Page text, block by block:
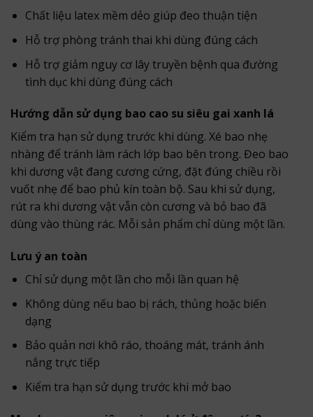
Chất liệu latex mềm dẻo giúp đeo thuận tiện
Hỗ trợ phòng tránh thai khi dùng đúng cách
Hỗ trợ giảm nguy cơ lây truyền bệnh qua đường
tình dục khi dùng đúng cách
Hướng dẫn sử dụng bao cao su siêu gai xanh lá
Kiểm tra hạn sử dụng trước khi dùng. Xé bao nhẹ
nhàng để tránh làm rách lớp bao bên trong. Đeo bao
khi dương vật đang cương cứng, đặt đúng chiều rồi
vuốt nhẹ để bao phủ kín toàn bộ. Sau khi sử dụng,
rút ra khi dương vật vẫn còn cương và bỏ bao đã
dùng vào thùng rác. Mỗi sản phẩm chỉ dùng một lần.
Lưu ý an toàn
Chỉ sử dụng một lần cho mỗi lần quan hệ
Không dùng nếu bao bị rách, thủng hoặc biến
dạng
Bảo quản nơi khô ráo, thoáng mát, tránh ánh
nắng trực tiếp
Kiểm tra hạn sử dụng trước khi mở bao